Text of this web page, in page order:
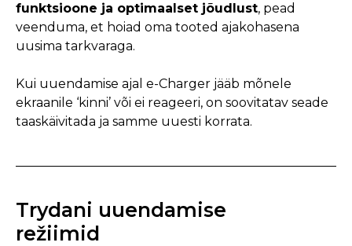
funktsioone ja optimaalset jõudlust, pead
veenduma, et hoiad oma tooted ajakohasena
uusima tarkvaraga.
Kui uuendamise ajal e-Charger jääb mõnele
ekraanile ‘kinni’ või ei reageeri, on soovitatav seade
taaskäivitada ja samme uuesti korrata.
Trydani uuendamise
režiimid